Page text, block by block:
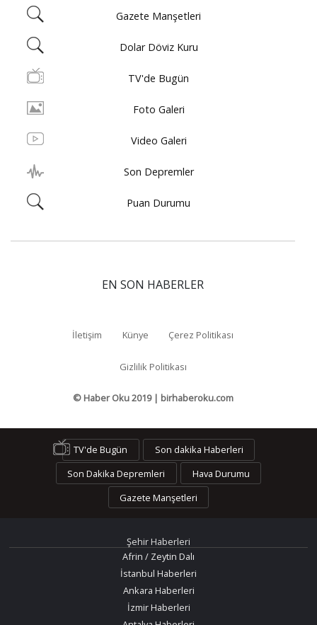
Gazete Manşetleri
Dolar Döviz Kuru
TV'de Bugün
Foto Galeri
Video Galeri
Son Depremler
Puan Durumu
EN SON HABERLER
İletişim Künye Çerez Politikası
Gizlilik Politikası
© Haber Oku 2019 | birhaberoku.com
TV'de Bugün
Son dakika Haberleri
Son Dakika Depremleri
Hava Durumu
Gazete Manşetleri
Şehir Haberleri
Afrin / Zeytin Dalı
İstanbul Haberleri
Ankara Haberleri
İzmir Haberleri